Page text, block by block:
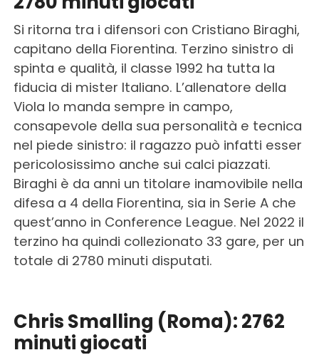
Si ritorna tra i difensori con Cristiano Biraghi,
capitano della Fiorentina. Terzino sinistro di
spinta e qualità, il classe 1992 ha tutta la
fiducia di mister Italiano. L’allenatore della
Viola lo manda sempre in campo,
consapevole della sua personalità e tecnica
nel piede sinistro: il ragazzo può infatti esser
pericolosissimo anche sui calci piazzati.
Biraghi è da anni un titolare inamovibile nella
difesa a 4 della Fiorentina, sia in Serie A che
quest’anno in Conference League. Nel 2022 il
terzino ha quindi collezionato 33 gare, per un
totale di 2780 minuti disputati.
Chris Smalling (Roma): 2762
minuti giocati